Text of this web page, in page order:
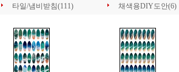
타일/냄비받침(111) 채색용DIY도안(6)